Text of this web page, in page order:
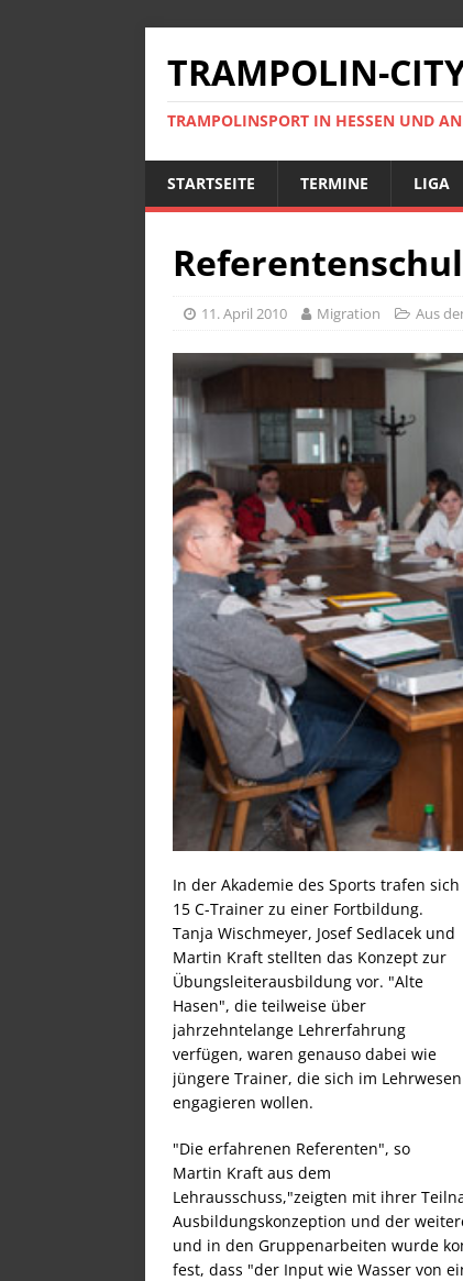
TRAMPOLIN-
TRAMPOLINSPORT IN HESSEN UND
STARTSEITE TERMINE LIGA
11. April 2010 Migration Aus
In der Akademie des Sports trafen sich
15 C-Trainer zu einer Fortbildung.
Tanja Wischmeyer, Josef Sedlacek und
Martin Kraft stellten das Konzept zur
Übungsleiterausbildung vor. "Alte
Hasen", die teilweise über
jahrzehntelange Lehrerfahrung
verfügen, waren genauso dabei wie
jüngere Trainer, die sich im Lehrwesen
engagieren wollen.
"Die erfahrenen Referenten", so
Martin Kraft aus dem
Lehrausschuss,"zeigten mit ihrer
Ausbildungskonzeption und der
und in den Gruppenarbeiten wurde
fest, dass "der Input wie Wasser von